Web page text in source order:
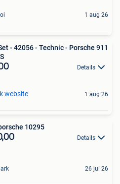
1 aug 26
- 42056 - Technic - Porsche 911
Details
website 1 aug 26
10295
Details
26 jul 26